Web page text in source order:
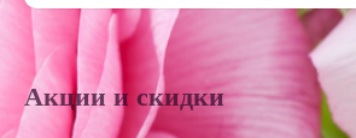
Акции и скидки